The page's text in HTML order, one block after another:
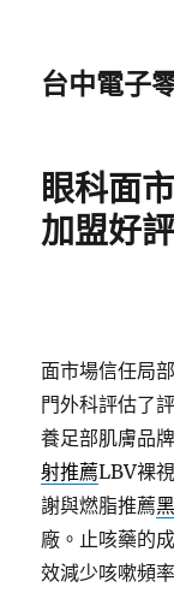
台中電子
眼科面
加盟好
面市場信任局
門外科評估了
養足部肌膚品
射推薦LBV裸
謝與燃脂推薦
廠。止咳藥的
效減少咳嗽頻